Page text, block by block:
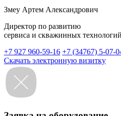
Змеу Артем Александрович
Директор по развитию
сервиса и скважинных технологий
+7 927 960-59-16 +7 (34767) 5-07-
Скачать электронную визитку